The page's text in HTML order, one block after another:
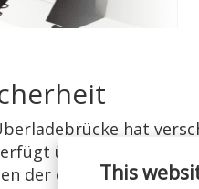
This
hat
über eine CE-
der europäischen